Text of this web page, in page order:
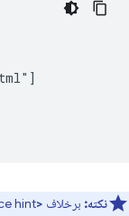
نکته: برخلاف <link rel="prefetch">